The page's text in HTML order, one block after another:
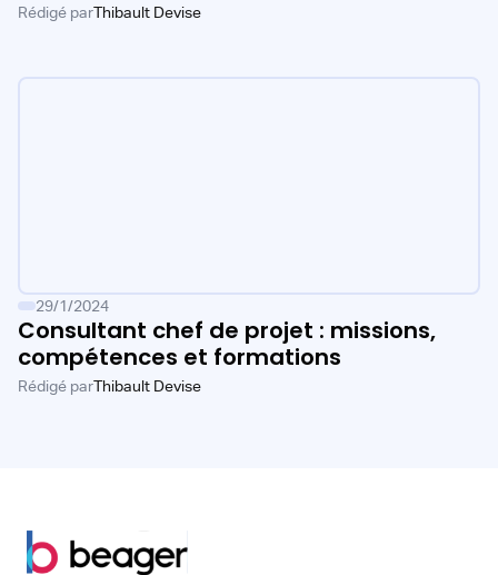
Rédigé parThibault Devise
29/1/2024
Consultant chef de projet : missions,
compétences et formations
Rédigé parThibault Devise